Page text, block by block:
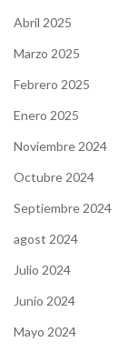
Abril 2025
Marzo 2025
Febrero 2025
Enero 2025
Noviembre 2024
Octubre 2024
Septiembre 2024
agost 2024
Julio 2024
Junio 2024
Mayo 2024